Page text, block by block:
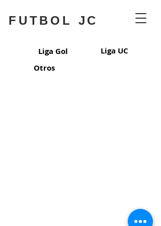
FUTBOL JC
Liga Gol
Liga UC
Otros